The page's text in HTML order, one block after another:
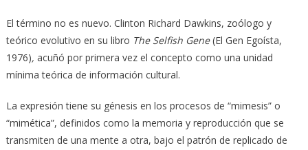
El término no es nuevo. Clinton Richard Dawkins, zoólogo y
teórico evolutivo en su libro The Selfish Gene(El Gen Egoísta,
1976), acuñó por primera vez el concepto como una unidad
mínima teórica de información cultural.
La expresión tiene su génesis en los procesos de “mimesis” o
“mimética”, definidos como la memoria y reproducción que se
transmiten de una mente a otra, bajo el patrón de replicado de